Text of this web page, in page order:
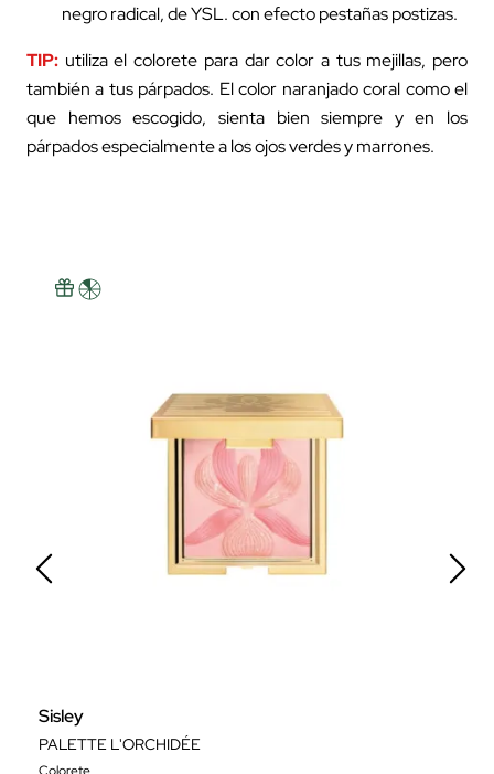
negro radical, de YSL. con efecto pestañas postizas.
TIP: utiliza el colorete para dar color a tus mejillas, pero
también a tus párpados. El color naranjado coral como el
que hemos escogido, sienta bien siempre y en los
párpados especialmente a los ojos verdes y marrones.
Sisley
PALETTE L'ORCHIDÉE